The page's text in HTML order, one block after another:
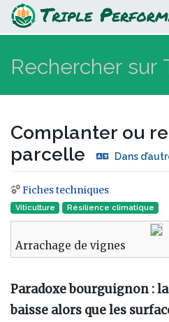
Complanter ou
parcelle
Complanter ou
parcelle
Dans
Aller à :navigation
Fiches techniques
Viticulture Résilience climatique
Arrachage de vignes
Paradoxe bourguignon :
baisse alors que les